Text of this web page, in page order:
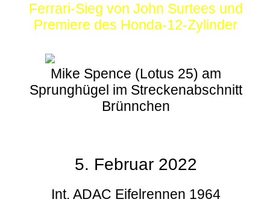
Ferrari-Sieg von John Surtees und
Premiere des Honda-12-Zylinder
Mike Spence (Lotus 25) am
Sprunghügel im Streckenabschnitt
Brünnchen
5. Februar 2022
Int. ADAC Eifelrennen 1964